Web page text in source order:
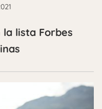
lista Forbes